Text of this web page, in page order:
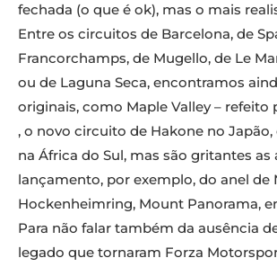
fechada (o que é ok), mas o mais
Entre os circuitos de Barcelona, de
Francorchamps, de Mugello, de Le
ou de Laguna Seca, encontramos
originais, como Maple Valley – refeito
, o novo circuito de Hakone no Japão,
na África do Sul, mas são gritantes as
lançamento, por exemplo, do anel de
Hockenheimring, Mount Panorama,
Para não falar também da ausência
legado que tornaram Forza